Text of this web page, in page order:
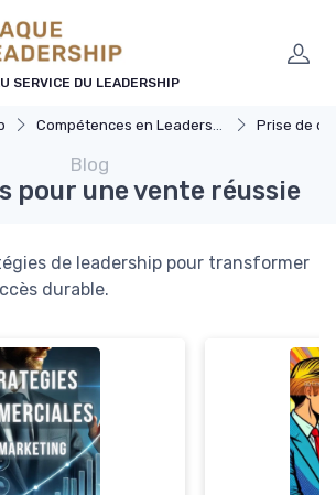
SERVICE DU LEADERSHIP
Compétences en Leadership Prise de
Blog
pour une vente réussie
de leadership pour transformer
durable.